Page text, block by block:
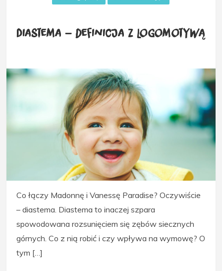
Diastema – definicja z Logomotywą
Co łączy Madonnę i Vanessę Paradise? Oczywiście
– diastema. Diastema to inaczej szpara
spowodowana rozsunięciem się zębów siecznych
górnych. Co z nią robić i czy wpływa na wymowę? O
tym […]